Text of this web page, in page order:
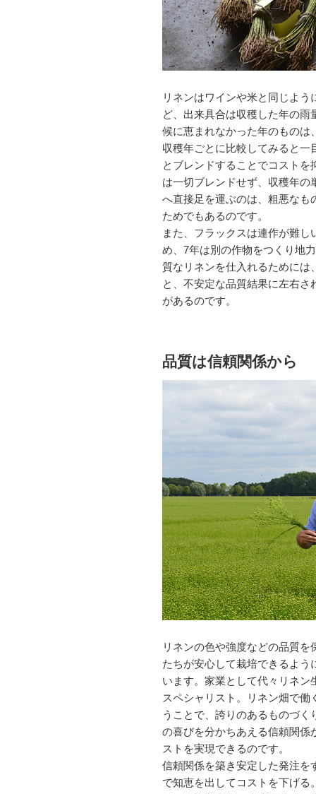
リネンはワインや米と同じよ
ど、出来具合は収穫した年の
候に恵まれなかった年のものは
収穫年ごとに比較してみると
とブレンドすることでコスト
は一切ブレンドせず、収穫年
へ直接足を運ぶのは、粗悪なも
ためでもあるのです。
また、フラックスは連作が難
め、7年は別の作物をつくり地
質なリネンを仕入れるためには
と、不安定な品質結果に左右
があるのです。
品質は信頼関係から
リネンの色や強度などの品質
たちが安心して栽培できるよ
います。家業として代々リネ
スペシャリスト。リネン畑で
うことで、誇りのあるものづ
の喜びを分かちあえる信頼関係
ストを実現できるのです。
信頼関係を築き安定した発注を
で知恵を出してコストを下げ